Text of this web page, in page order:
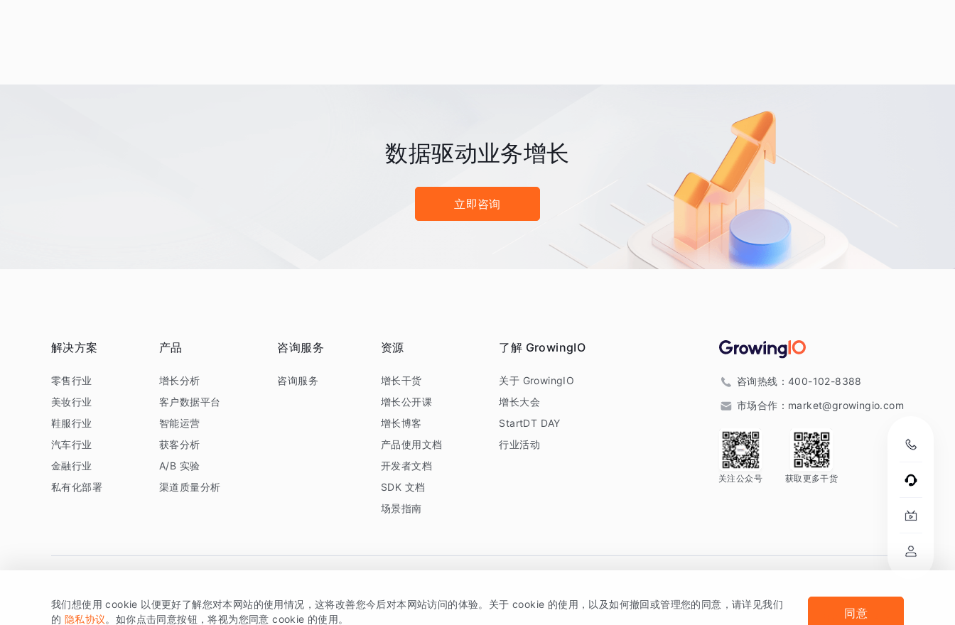
数据驱动业务增长
立即咨询
解决方案
零售行业
美妆行业
鞋服行业
汽车行业
金融行业
私有化部署
产品
增长分析
客户数据平台
智能运营
获客分析
A/B 实验
渠道质量分析
咨询服务
咨询服务
资源
增长干货
增长公开课
增长博客
产品使用文档
开发者文档
SDK 文档
场景指南
了解 GrowingIO
关于 GrowingIO
增长大会
StartDT DAY
行业活动
咨询热线： 400-102-8388
市场合作： market@growingio.com
关注公众号 获取更多干货
版权所有 © 北京易数科技有限公司SDK相关说明 京ICP备15038330号 法律声明及隐私条款
我们想使用 cookie 以便更好了解您对本网站的使用情况，这将改善您今后对本网站访问的体验。关于 cookie 的使用，以及如何撤回或管理您的同意，请详见我们
的 隐私协议。如你点击同意按钮，将视为您同意 cookie 的使用。 同意